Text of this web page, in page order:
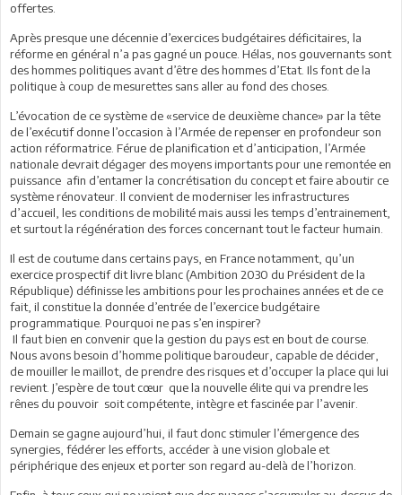
offertes.
Après presque une décennie d’exercices budgétaires déficitaires, la
réforme en général n’a pas gagné un pouce. Hélas, nos gouvernants sont
des hommes politiques avant d’être des hommes d’Etat. Ils font de la
politique à coup de mesurettes sans aller au fond des choses.
L’évocation de ce système de «service de deuxième chance» par la tête
de l’exécutif donne l’occasion à l’Armée de repenser en profondeur son
action réformatrice. Férue de planification et d’anticipation, l’Armée
nationale devrait dégager des moyens importants pour une remontée en
puissance afin d’entamer la concrétisation du concept et faire aboutir ce
système rénovateur. Il convient de moderniser les infrastructures
d’accueil, les conditions de mobilité mais aussi les temps d’entrainement,
et surtout la régénération des forces concernant tout le facteur humain.
Il est de coutume dans certains pays, en France notamment, qu’un
exercice prospectif dit livre blanc (Ambition 2030 du Président de la
République) définisse les ambitions pour les prochaines années et de ce
fait, il constitue la donnée d’entrée de l’exercice budgétaire
programmatique. Pourquoi ne pas s’en inspirer?
Il faut bien en convenir que la gestion du pays est en bout de course.
Nous avons besoin d’homme politique baroudeur, capable de décider,
de mouiller le maillot, de prendre des risques et d’occuper la place qui lui
revient. J’espère de tout cœur que la nouvelle élite qui va prendre les
rênes du pouvoir soit compétente, intègre et fascinée par l’avenir.
Demain se gagne aujourd’hui, il faut donc stimuler l’émergence des
synergies, fédérer les efforts, accéder à une vision globale et
périphérique des enjeux et porter son regard au-delà de l’horizon.